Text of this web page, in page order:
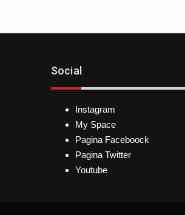
Social
Instagram
My Space
Pagina Faceboock
Pagina Twitter
Youtube